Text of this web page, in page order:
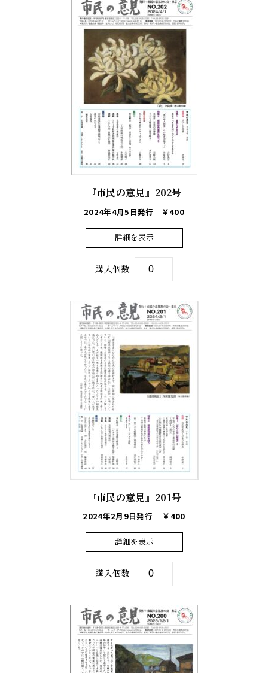
『市民の意見』202号
2024年4月5日発行 ￥400
詳細を表示
購入個数
『市民の意見』201号
2024年2月9日発行 ￥400
詳細を表示
購入個数